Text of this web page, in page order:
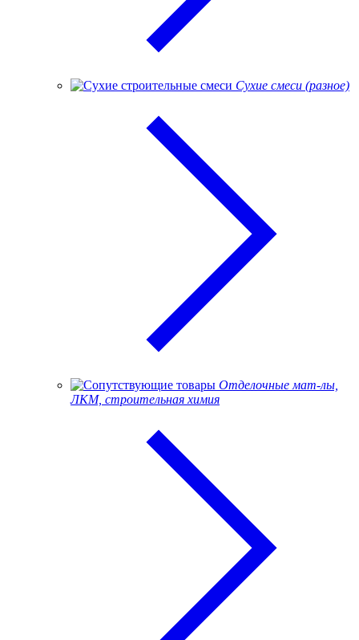
Сухие смеси (разное)
Отделочные мат-лы,
ЛКМ, строительная химия